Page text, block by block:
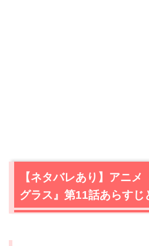
【ネタバレあり】アニ
グラス』第11話あらすじ